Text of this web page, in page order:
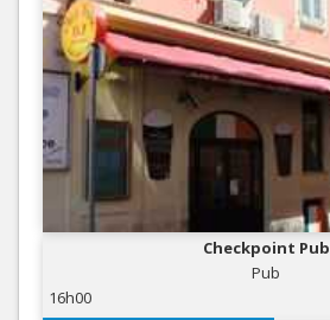
Checkpoint Pub
Pub
16h00